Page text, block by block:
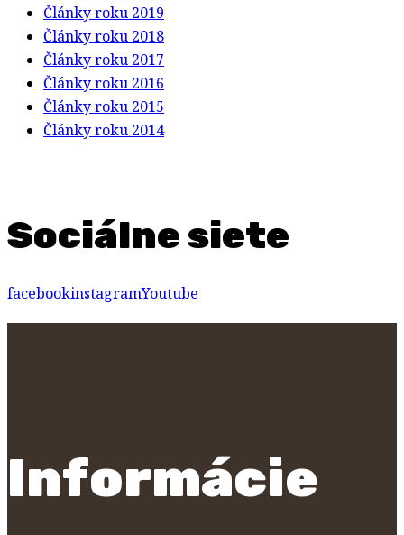
Články roku 2019
Články roku 2018
Články roku 2017
Články roku 2016
Články roku 2015
Články roku 2014
Sociálne siete
facebookinstagramYoutube
Informácie